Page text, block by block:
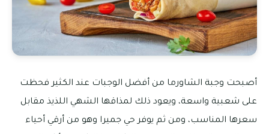
أصبحت وجبة الشاورما من أفضل الوجبات عند الكثير فحظت
على شعبية واسعة، ويعود ذلك لمذاقها الشهي اللذيذ مقابل
سعرها المناسب، ومن ثم يوفر حي جميرا وهو من أرقي أحياء